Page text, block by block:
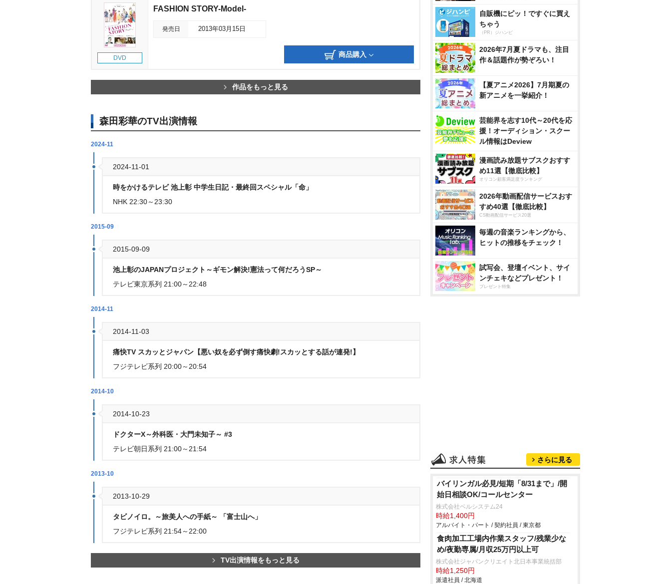
DVD
FASHION STORY-Model-
発売日 2013年03月15日
商品購入
作品をもっと見る
森田彩華のTV出演情報
2024-11
2024-11-01
時をかけるテレビ 池上彰 中学生日記・最終回スペシャル「命」
NHK 22:30～23:30
2015-09
2015-09-09
池上彰のJAPANプロジェクト～ギモン解決!憲法って何だろうSP～
テレビ東京系列 21:00～22:48
2014-11
2014-11-03
痛快TV スカッとジャパン【悪い奴を必ず倒す痛快劇!スカッとする話が連発!】
フジテレビ系列 20:00～20:54
2014-10
2014-10-23
ドクターX～外科医・大門未知子～ #3
テレビ朝日系列 21:00～21:54
2013-10
2013-10-29
タビノイロ。～旅美人への手紙～ 「富士山へ」
フジテレビ系列 21:54～22:00
TV出演情報をもっと見る
自販機にピッ！ですぐに買え
ちゃう
（PR）ジハンピ
2026年7月夏ドラマも、注目
作＆話題作が勢ぞろい！
【夏アニメ2026】7月期夏の
新アニメを一挙紹介！
芸能界を志す10代～20代を応
援！オーディション・スクー
ル情報はDeview
漫画読み放題サブスクおすす
め11選【徹底比較】
オリコン顧客満足度ランキング
2026年動画配信サービスおす
すめ40選【徹底比較】
CS動画配信サービス20選
毎週の音楽ランキングから、
ヒットの推移をチェック！
試写会、登壇イベント、サイ
ンチェキなどプレゼント！
プレゼント特集
さらに見る
バイリンガル必見/短期「8/31まで」/開
始日相談OK/コールセンター
株式会社ベルシステム24
時給1,400円
アルバイト・パート / 契約社員 / 東京都
食肉加工工場内作業スタッフ/残業少な
め/夜勤専属/月収25万円以上可
株式会社ジャパンクリエイト北日本事業統括部
時給1,250円
派遣社員 / 北海道